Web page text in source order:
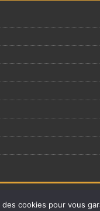
cookies pour vous